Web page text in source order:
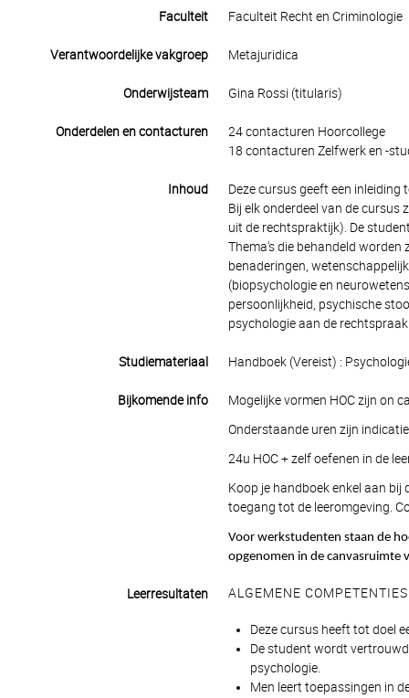
Faculteit Faculteit Recht en Criminologie
Verantwoordelijke vakgroep Metajuridica
Onderwijsteam Gina Rossi (titularis)
Onderdelen en contacturen
24 contacturen Hoorcollege
18 contacturen Zelfwerk en -
Inhoud
Deze cursus geeft een
Bij elk onderdeel van de
uit de rechtspraktijk). De
Thema's die behandeld worden
benaderingen,
(biopsychologie en
persoonlijkheid, psychische
psychologie aan de
Studiemateriaal Handboek (Vereist) :
Bijkomende info
Mogelijke vormen HOC zijn on
Onderstaande uren zijn
24u HOC + zelf oefenen in de
Koop je handboek enkel aan
toegang tot de leeromgeving.
Voor werkstudenten staan de
opgenomen in de canvasruimte
Leerresultaten ALGEMENE COMPETENTIES
Deze cursus heeft tot doel
De student wordt
psychologie.
Men leert toepassingen in